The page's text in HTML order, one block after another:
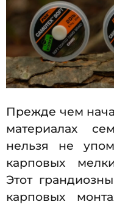
0
.
2
0
0
Прежде чем
материалах
нельзя не
карповых
Этот
карповых